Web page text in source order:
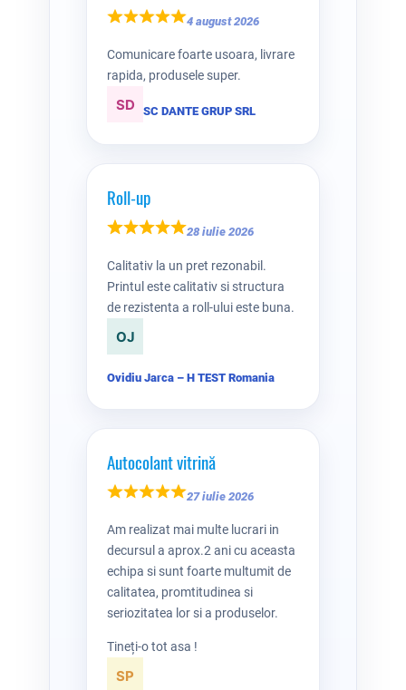
4 august 2026
Comunicare foarte usoara, livrare
rapida, produsele super.
SC DANTE GRUP SRL
Roll-up
28 iulie 2026
Calitativ la un pret rezonabil.
Printul este calitativ si structura
de rezistenta a roll-ului este buna.
Ovidiu Jarca – H TEST Romania
Autocolant vitrină
27 iulie 2026
Am realizat mai multe lucrari in
decursul a aprox.2 ani cu aceasta
echipa si sunt foarte multumit de
calitatea, promtitudinea si
seriozitatea lor si a produselor.
Tineți-o tot asa !